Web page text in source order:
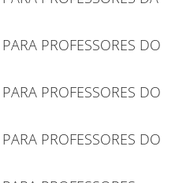
PROFESSORES DO
PROFESSORES DO
PROFESSORES DO